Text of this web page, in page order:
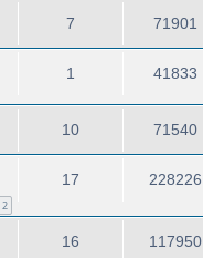
7 71901
1 41833
10 71540
2
17 228226
16 117950